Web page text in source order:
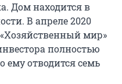
Дом находится в
В апреле 2020
мир»
полностью
ему отводится семь